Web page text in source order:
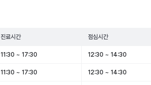
진료시간 점심시간
11:30 ~ 17:30 12:30 ~ 14:30
11:30 ~ 17:30 12:30 ~ 14:30